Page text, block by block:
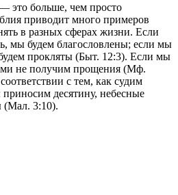
это больше, чем просто
приводит много примеров
в разных сферах жизни. Если
мы будем благословлены; если мы
прокляты (Быт. 12:3). Если мы
не получим прощения (Мф.
с тем, как судим
десятину, небесные
(Мал. 3:10).